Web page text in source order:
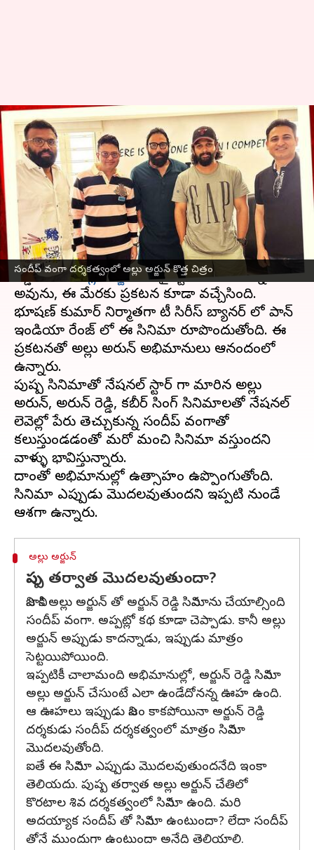
సందీప్ వంగా దర్శకత్వంలో అల్లు అర్జున్ కొత్త చిత్రం
అల్లు అర్జున్, సందీప్ వంగా కాంబో:
అప్పుడు మిస్సయ్యింది, ఇప్పుడు
సెట్టయ్యింది
Sriram Pranateja Mar 03, 2023 10:53 am
ఈ వార్తాకథనం ఏంటి
అర్జున్ రెడ్డి సినిమాతో ఇండస్ట్రీని షేక్ చేసిన సందీప్
రెడ్డి వంగా,అల్లు అర్జున్ని డైరెక్ట్ చేయబోతున్నాడు.
అవును, ఈ మేరకు ప్రకటన కూడా వచ్చేసింది.
భూషణ్ కుమార్ నిర్మాతగా టీ సిరీస్ బ్యానర్ లో పాన్
ఇండియా రేంజ్ లో ఈ సినిమా రూపొందుతోంది. ఈ
ప్రకటనతో అల్లు అర్జున్ అభిమానులు ఆనందంలో
ఉన్నారు.
పుష్ప సినిమాతో నేషనల్ స్టార్ గా మారిన అల్లు
అర్జున్, అర్జున్ రెడ్డి, కబీర్ సింగ్ సినిమాలతో నేషనల్
లెవెల్లో పేరు తెచ్చుకున్న సందీప్ వంగాతో
కలుస్తుండడంతో మరో మంచి సినిమా వస్తుందని
వాళ్ళు భావిస్తున్నారు.
దాంతో అభిమానుల్లో ఉత్సాహం ఉప్పొంగుతోంది.
సినిమా ఎప్పుడు మొదలవుతుందని ఇప్పటి నుండే
అల్లు అర్జున్
పుష్ప తర్వాత మొదలవుతుందా?
నిజానికి అల్లు అర్జున్ తో అర్జున్ రెడ్డి సినిమాను చేయాల్సింది
సందీప్ వంగా. అప్పట్లో కథ కూడా చెప్పాడు. కానీ అల్లు
అర్జున్ అప్పుడు కాదన్నాడు, ఇప్పుడు మాత్రం
సెట్టయిపోయింది.
ఇప్పటికీ చాలామంది అభిమానుల్లో, అర్జున్ రెడ్డి సినిమా
అల్లు అర్జున్ చేసుంటే ఎలా ఉండేదోనన్న ఊహ ఉంది.
ఆ ఊహలు ఇప్పుడు నిజం కాకపోయినా అర్జున్ రెడ్డి
దర్శకుడు సందీప్ దర్శకత్వంలో మాత్రం సినిమా
మొదలవుతోంది.
ఐతే ఈ సినిమా ఎప్పుడు మొదలవుతుందనేది ఇంకా
తెలియదు. పుష్ప తర్వాత అల్లు అర్జున్ చేతిలో
కొరటాల శివ దర్శకత్వంలో సినిమా ఉంది. మరి
అదయ్యాక సందీప్ తో సినిమా ఉంటుందా? లేదా సందీప్
తోనే ముందుగా ఉంటుందా అనేది తెలియాలి.